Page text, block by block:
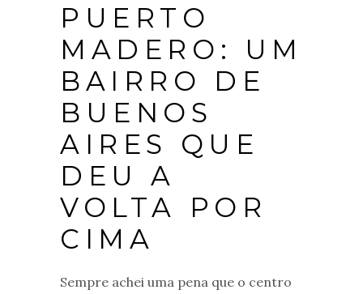
PUERTO
MADERO: UM
BAIRRO DE
BUENOS
AIRES QUE
DEU A
VOLTA POR
CIMA
Sempre achei uma pena que o centro